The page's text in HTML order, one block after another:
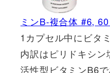
ミンB-複合体 #6,
1カプセル中にビタ
内訳はピリドキシ
活性型ビタミンB6